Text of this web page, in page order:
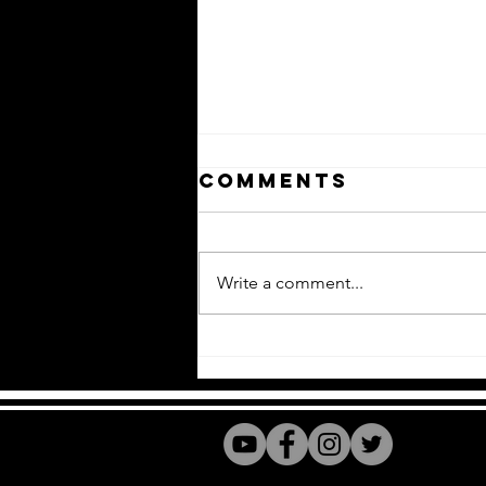
Comments
Write a comment...